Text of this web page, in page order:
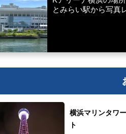
とみらい駅から写真
横浜マリンタワ
ト